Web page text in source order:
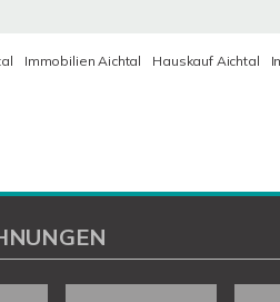
Immobilien Aichtal Hauskauf Aichtal